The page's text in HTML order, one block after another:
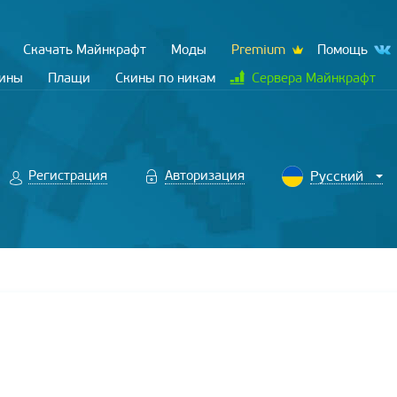
Скачать Майнкрафт Моды Premium
Помощь
Плащи Скины по никам Сервера Майнкрафт
Регистрация Авторизация